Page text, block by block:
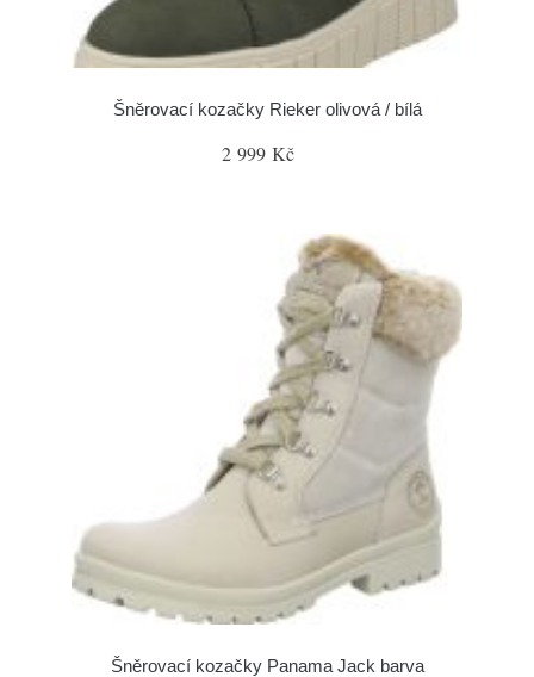
Šněrovací kozačky Rieker olivová / bílá
2 999 Kč
Šněrovací kozačky Panama Jack barva